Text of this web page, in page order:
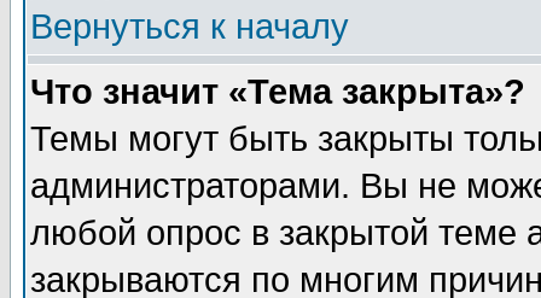
Вернуться к началу
Что значит «Тема закрыта»?
Темы могут быть закрыты
администраторами. Вы не
любой опрос в закрытой теме
закрываются по многим